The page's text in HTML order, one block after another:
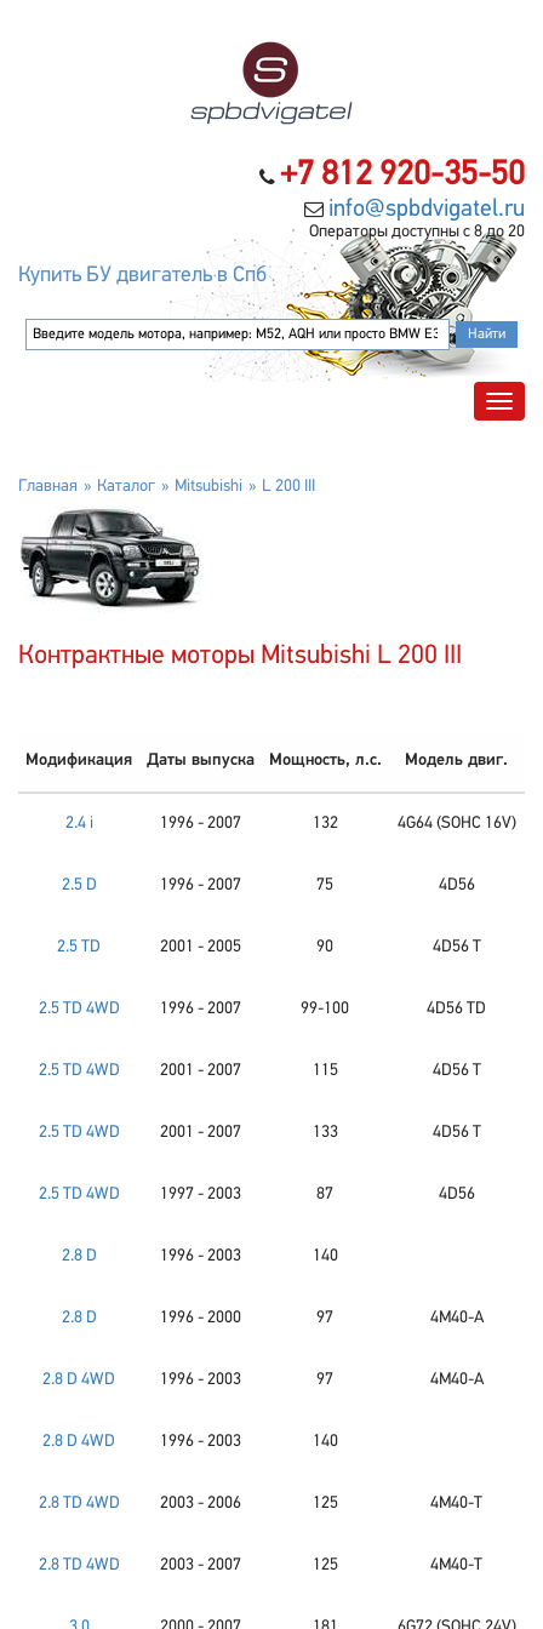
+7 812 920-35-50
info@spbdvigatel.ru
Операторы доступны с 8 до 20
Купить БУ двигатель в Спб
Главная Каталог Mitsubishi L 200 III
Контрактные моторы Mitsubishi L 200 III
Модификация Даты выпуска Мощность, л.с. Модель двиг.
2.4 i 1996 - 2007 132 4G64 (SOHC 16V)
2.5 D 1996 - 2007 75 4D56
2.5 TD 2001 - 2005 90 4D56 T
2.5 TD 4WD 1996 - 2007 99-100 4D56 TD
2.5 TD 4WD 2001 - 2007 115 4D56 T
2.5 TD 4WD 2001 - 2007 133 4D56 T
2.5 TD 4WD 1997 - 2003 87 4D56
2.8 D 1996 - 2003 140
2.8 D 1996 - 2000 97 4M40-A
2.8 D 4WD 1996 - 2003 97 4M40-A
2.8 D 4WD 1996 - 2003 140
2.8 TD 4WD 2003 - 2006 125 4M40-T
2.8 TD 4WD 2003 - 2007 125 4M40-T